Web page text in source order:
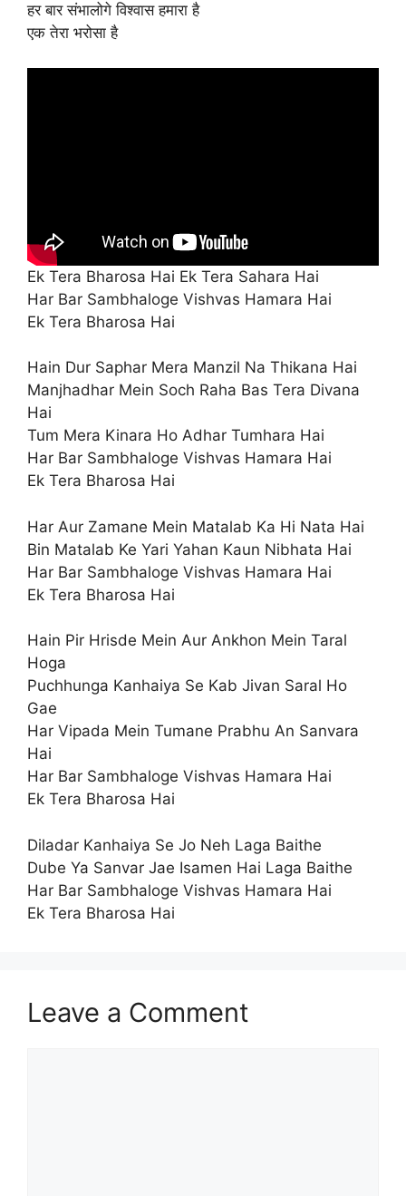
हर बार संभालोगे विश्वास हमारा है
एक तेरा भरोसा है
Ek Tera Bharosa Hai Ek Tera Sahara Hai
Har Bar Sambhaloge Vishvas Hamara Hai
Ek Tera Bharosa Hai
Hain Dur Saphar Mera Manzil Na Thikana Hai
Manjhadhar Mein Soch Raha Bas Tera Divana
Hai
Tum Mera Kinara Ho Adhar Tumhara Hai
Har Bar Sambhaloge Vishvas Hamara Hai
Ek Tera Bharosa Hai
Har Aur Zamane Mein Matalab Ka Hi Nata Hai
Bin Matalab Ke Yari Yahan Kaun Nibhata Hai
Har Bar Sambhaloge Vishvas Hamara Hai
Ek Tera Bharosa Hai
Hain Pir Hrisde Mein Aur Ankhon Mein Taral
Hoga
Puchhunga Kanhaiya Se Kab Jivan Saral Ho
Gae
Har Vipada Mein Tumane Prabhu An Sanvara
Hai
Har Bar Sambhaloge Vishvas Hamara Hai
Ek Tera Bharosa Hai
Diladar Kanhaiya Se Jo Neh Laga Baithe
Dube Ya Sanvar Jae Isamen Hai Laga Baithe
Har Bar Sambhaloge Vishvas Hamara Hai
Ek Tera Bharosa Hai
Leave a Comment